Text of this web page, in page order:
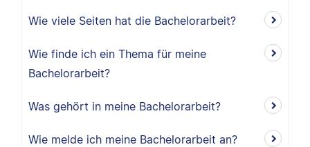
Wie viele Seiten hat die Bachelorarbeit?
Wie finde ich ein Thema für meine
Bachelorarbeit?
Was gehört in meine Bachelorarbeit?
Wie melde ich meine Bachelorarbeit an?